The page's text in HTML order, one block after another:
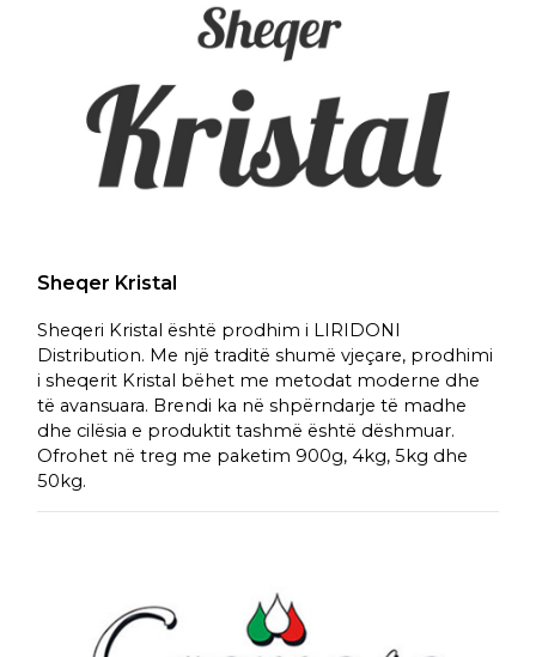
Sheqer Kristal
Sheqeri Kristal është prodhim i LIRIDONI
Distribution. Me një traditë shumë vjeçare, prodhimi
i sheqerit Kristal bëhet me metodat moderne dhe
të avansuara. Brendi ka në shpërndarje të madhe
dhe cilësia e produktit tashmë është dëshmuar.
Ofrohet në treg me paketim 900g, 4kg, 5kg dhe
50kg.